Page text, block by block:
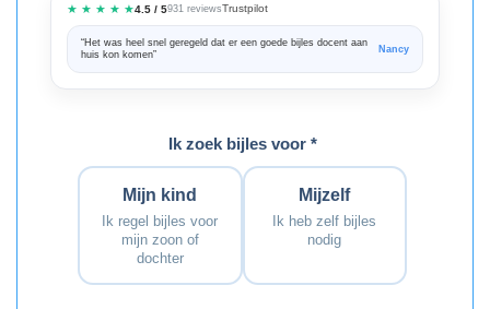
★ ★ ★ ★ ★4.5 / 5931 reviewsTrustpilot
“Het was heel snel geregeld dat er een goede bijles docent aan
huis kon komen”
Nancy
Ik zoek bijles voor *
Mijn kind
Ik regel bijles voor
mijn zoon of
dochter
Mijzelf
Ik heb zelf bijles
nodig